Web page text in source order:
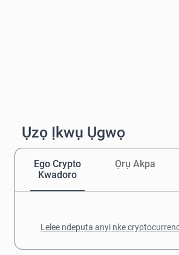
Ụzọ Ịkwụ Ụgwọ
Ego Crypto
Kwadoro
Ọrụ Akpa
Lelee ndepụta anyị nke